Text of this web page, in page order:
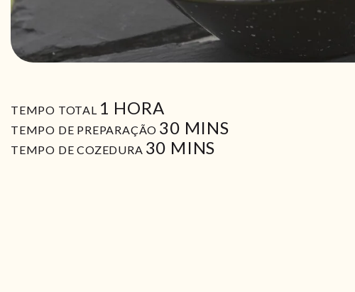
TEMPO TOTAL 1 HORA
HORA
TEMPO DE PREPARAÇÃO 30MIN
MINS
TEMPO DE COZEDURA 30 MIN
MINS